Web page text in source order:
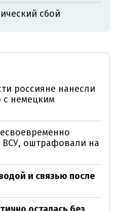
сбой
россияне нанесли
с немецким
ВСУ, оштрафовали на
и связью после